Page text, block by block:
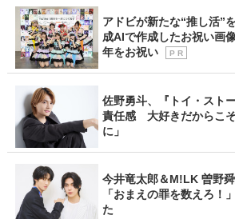
アドビが新たな“推し活”
成AIで作成したお祝い画
年をお祝い
P R
佐野勇斗、『トイ・スト
責任感 大好きだからこ
に」
今井竜太郎＆M!LK 曽野
「おまえの罪を数えろ！
た